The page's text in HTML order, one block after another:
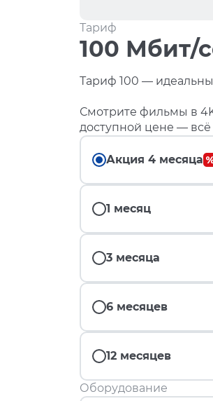
Тариф
100 Мбит/
Тариф 100 —
Смотрите фильмы в
доступной цене —
Акция 4 месяца
1 месяц
3 месяца
6 месяцев
12 месяцев
Оборудование